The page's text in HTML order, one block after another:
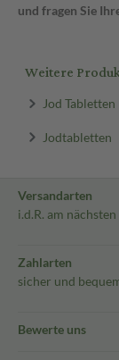
und fragen Sie
Weitere
Jod Tabletten
Jodtabletten
Versandarten
i.d.R. am
Zahlarten
sicher und
Bewerte uns